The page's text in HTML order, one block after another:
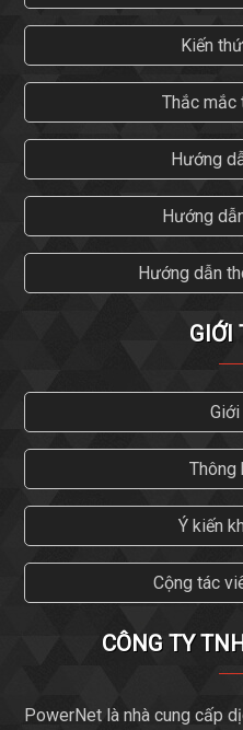
Kiến
Thắc mắc
Hướng
Hướng
Hướng dẫn
GIỚI
Giới
Thông
Ý kiến
Cộng tác
CÔNG TY
PowerNet là nhà cung cấp